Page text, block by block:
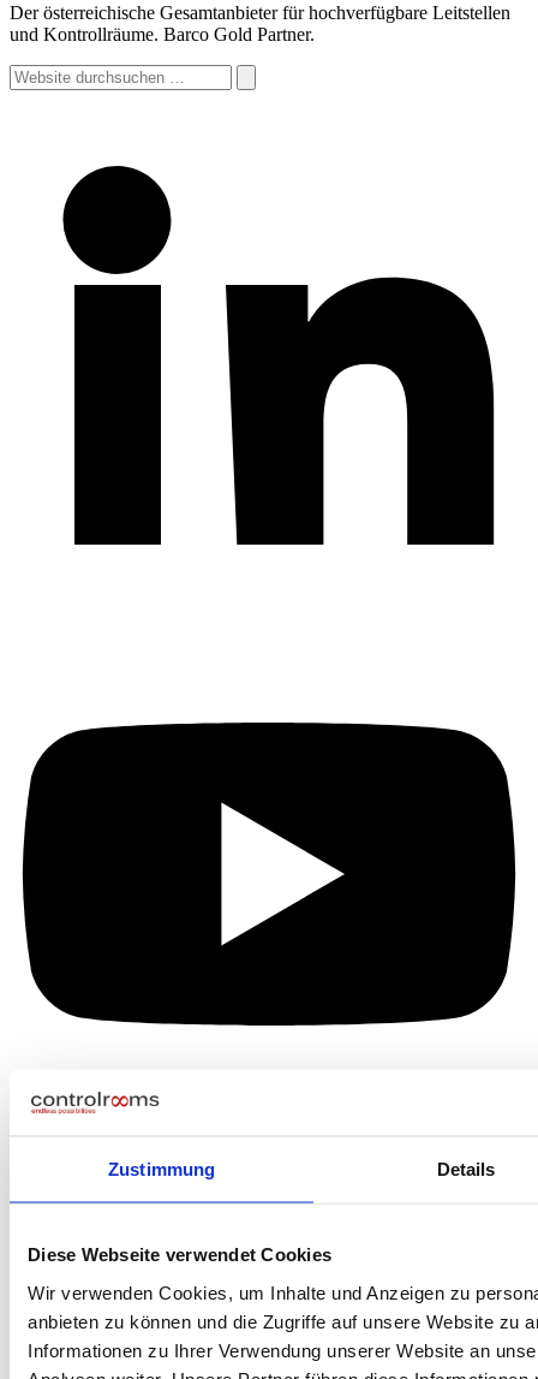
Zustimmung Details
Diese Webseite verwendet Cookies
Wir verwenden Cookies, um Inhalte und Anzeigen zu
anbieten zu können und die Zugriffe auf unsere Website zu
Informationen zu Ihrer Verwendung unserer Website an
Der österreichische Gesamtanbieter für hochverfügbare Leitstellen
und Kontrollräume. Barco Gold Partner.
Website
durchsuchen